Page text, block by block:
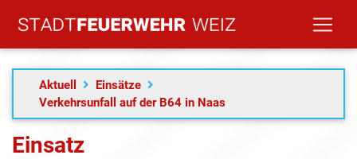
Aktuell
Einsätze
Verkehrsunfall auf der B64 in Naas
Einsatz